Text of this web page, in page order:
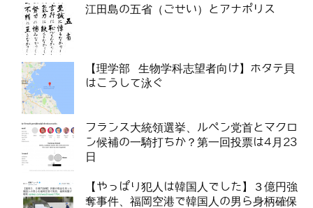
江田島の五省（ごせい）とアナポリス
【理学部 生物学科志望者向け】ホタテ貝
はこうして泳ぐ
フランス大統領選挙、ルペン党首とマクロ
ン候補の一騎打ちか？第一回投票は4月23
日
【やっぱり犯人は韓国人でした】３億円強
奪事件、福岡空港で韓国人の男ら身柄確保